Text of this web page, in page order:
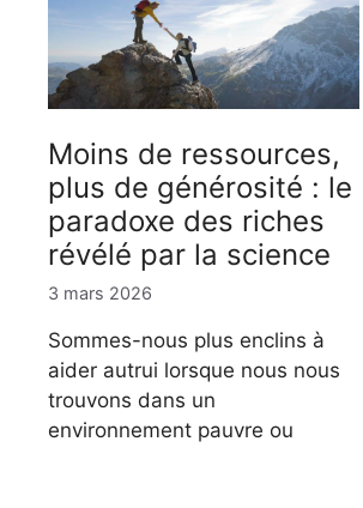
Moins de ressources,
plus de générosité : le
paradoxe des riches
révélé par la science
3 mars 2026
Sommes-nous plus enclins à
aider autrui lorsque nous nous
trouvons dans un
environnement pauvre ou